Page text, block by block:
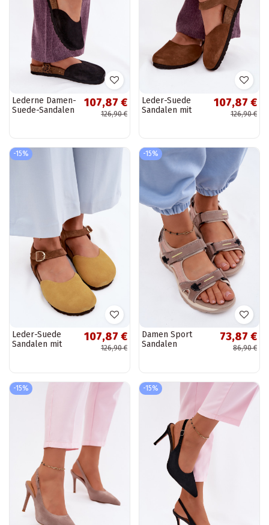
Lederne Damen-
Suede-Sandalen
Schwarz
107,87 €
126,90 €
Leder-Suede
Sandalen mit
02 braun
107,87 €
126,90 €
-15%
Leder-Suede
Sandalen mit
07 gelb
107,87 €
126,90 €
-15%
Damen Sport
Sandalen
73,87 €
86,90 €
-15% -15%